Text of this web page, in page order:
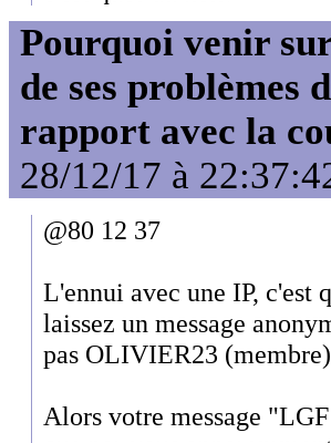
Pourquoi venir
de ses problèmes
rapport avec la
28/12/17 à
@80 12 37
L'ennui avec une IP, c'est
laissez un message
pas OLIVIER23
Alors votre message